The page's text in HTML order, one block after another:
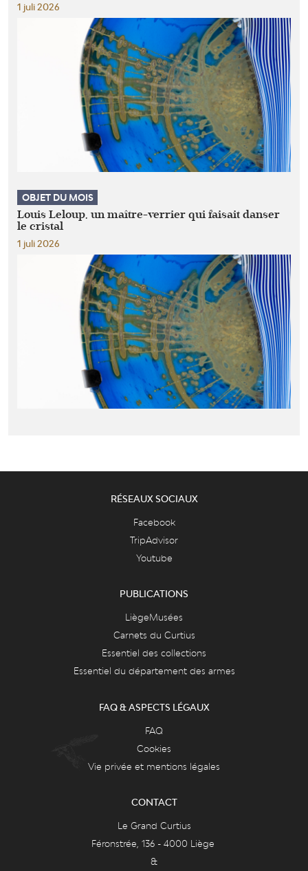
1 juli 2026
OBJET DU MOIS
Louis Leloup, un maître-verrier qui faisait danser
le cristal
1 juli 2026
RÉSEAUX SOCIAUX
Facebook
TripAdvisor
Youtube
PUBLICATIONS
LiègeMusées
Carnets du Curtius
Essentiel des collections
Essentiel du département des armes
FAQ & ASPECTS LÉGAUX
FAQ
Cookies
Vie privée et mentions légales
CONTACT
Le Grand Curtius
Féronstrée, 136 - 4000 Liège
&